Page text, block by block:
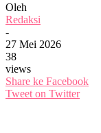
Oleh
Redaksi
-
27 Mei 2026
38
views
Share ke Facebook
Tweet on Twitter